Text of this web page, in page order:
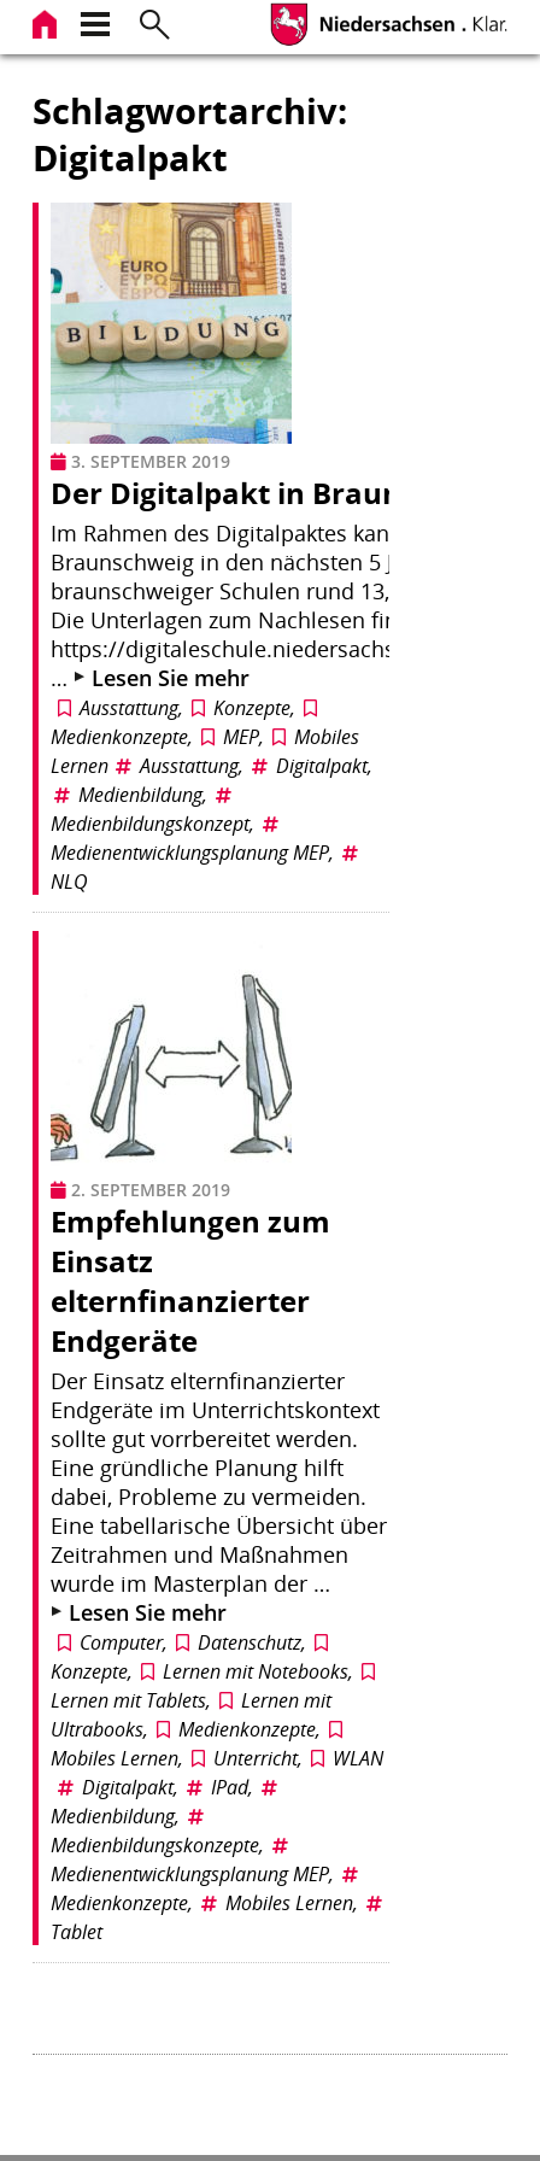
Zum
Inhalt
Schlagwortarchiv:
Digitalpakt
3. SEPTEMBER 2019
Der Digitalpakt in Braunschweig
Im Rahmen des Digitalpaktes kann die Stadt
Braunschweig in den nächsten 5 Jahren für die
braunschweiger Schulen rund 13,7 Mio €
Die Unterlagen zum Nachlesen finden sie hier:
https://digitaleschule.niedersachsen.de/
…
Lesen Sie mehr
Ausstattung, Konzepte,
Medienkonzepte, MEP,
Mobiles
Lernen
Ausstattung, Digitalpakt,
Medienbildung,
Medienbildungskonzept,
Medienentwicklungsplanung MEP,
NLQ
2. SEPTEMBER 2019
Empfehlungen zum
Einsatz
elternfinanzierter
Endgeräte
Der Einsatz elternfinanzierter
Endgeräte im Unterrichtskontext
sollte gut vorrbereitet werden.
Eine gründliche Planung hilft
dabei, Probleme zu vermeiden.
Eine tabellarische Übersicht über
Zeitrahmen und Maßnahmen
wurde im Masterplan der …
Lesen Sie mehr
Computer, Datenschutz,
Konzepte, Lernen mit Notebooks,
Lernen mit Tablets,
Lernen mit
Ultrabooks, Medienkonzepte,
Mobiles Lernen, Unterricht,
WLAN
Digitalpakt, IPad,
Medienbildung,
Medienbildungskonzepte,
Medienentwicklungsplanung MEP,
Medienkonzepte, Mobiles Lernen,
Tablet